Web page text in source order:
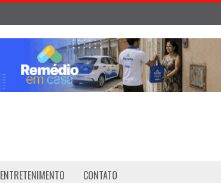
ENTRETENIMENTO CONTATO